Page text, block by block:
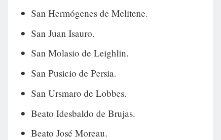
San Hermógenes de Melitene.
San Juan Isauro.
San Molasio de Leighlin.
San Pusicio de Persia.
San Ursmaro de Lobbes.
Beato Idesbaldo de Brujas.
Beato José Moreau.